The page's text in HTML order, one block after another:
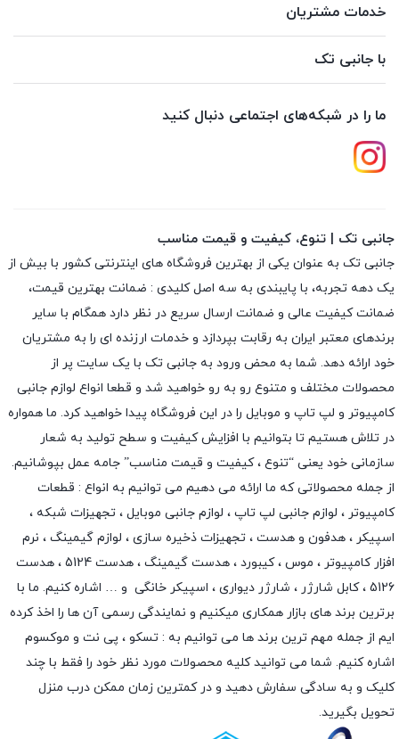
خدمات مشتریان
با جانبی تک
ما را در شبکه‌های اجتماعی دنبال کنید
جانبی تک | تنوع، کیفیت و قیمت مناسب
جانبی تک به عنوان یکی از بهترین فروشگاه های اینترنتی کشور با بیش از
یک دهه تجربه، با پایبندی به سه اصل کلیدی : ضمانت بهترین قیمت،
ضمانت کیفیت عالی و ضمانت ارسال سریع در نظر دارد همگام با سایر
برندهای معتبر ایران به رقابت بپردازد و خدمات ارزنده ای را به مشتریان
خود ارائه دهد. شما به محض ورود به جانبی تک با یک سایت پر از
محصولات مختلف و متنوع رو به رو خواهید شد و قطعا انواع لوازم جانبی
کامپیوتر و لپ تاپ و موبایل را در این فروشگاه پیدا خواهید کرد. ما همواره
در تلاش هستیم تا بتوانیم با افزایش کیفیت و سطح تولید به شعار
سازمانی خود یعنی “تنوع ، کیفیت و قیمت مناسب” جامه عمل بپوشانیم.
از جمله محصولاتی که ما ارائه می دهیم می توانیم به انواع : قطعات
کامپیوتر ، لوازم جانبی لپ تاپ ، لوازم جانبی موبایل ، تجهیزات شبکه ،
اسپیکر ، هدفون و هدست ، تجهیزات ذخیره سازی ، لوازم گیمینگ ، نرم
افزار کامپیوتر ، موس ،کیبورد ، هدست گیمینگ
، هدست 5124 ، هدست
5126 ،
کابل شارژر ، شارژر دیواری ، اسپیکر خانگی و … اشاره کنیم. ما با
برترین برند های بازار همکاری میکنیم و نمایندگی رسمی آن ها را اخذ کرده
ایم از جمله مهم ترین برند ها می توانیم به : تسکو ، پی نت و موکسوم
اشاره کنیم. شما می توانید کلیه محصولات مورد نظر خود را فقط با چند
کلیک و به سادگی سفارش دهید و در کمترین زمان ممکن درب منزل
تحویل بگیرید.